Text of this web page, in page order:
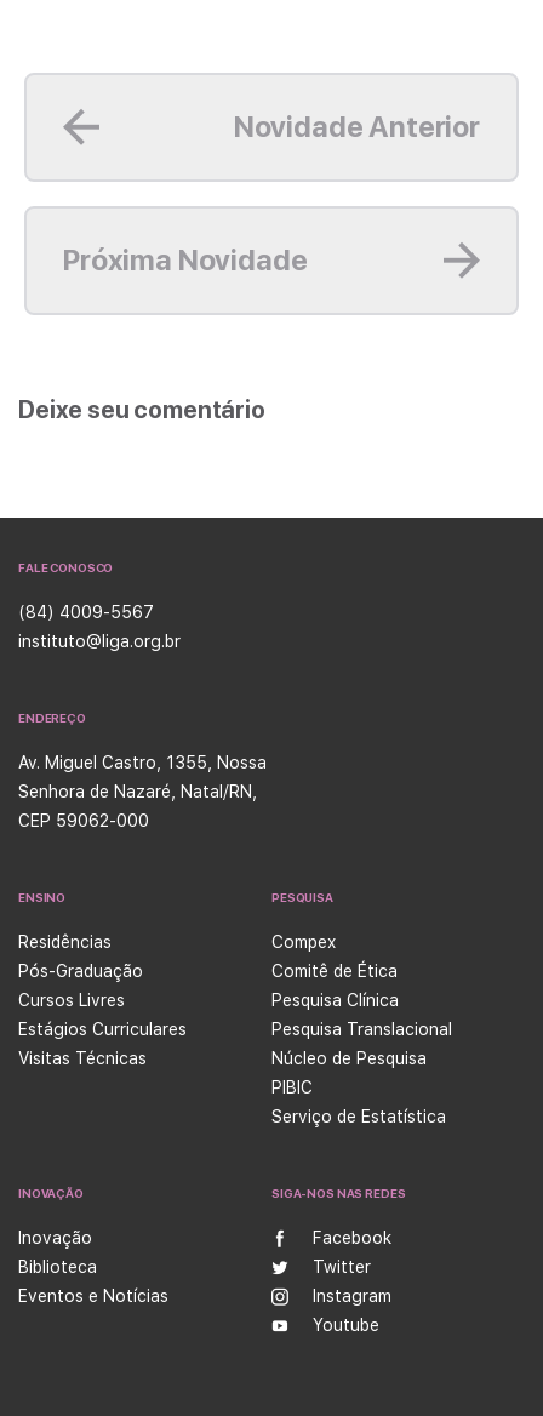
Novidade Anterior
Próxima Novidade
Deixe seu comentário
FALE CONOSCO
(84) 4009-5567
instituto@liga.org.br
ENDEREÇO
Av. Miguel Castro, 1355, Nossa
Senhora de Nazaré, Natal/RN,
CEP 59062-000
ENSINO
Residências
Pós-Graduação
Cursos Livres
Estágios Curriculares
Visitas Técnicas
PESQUISA
Compex
Comitê de Ética
Pesquisa Clínica
Pesquisa Translacional
Núcleo de Pesquisa
PIBIC
Serviço de Estatística
INOVAÇÃO
Inovação
Biblioteca
Eventos e Notícias
SIGA-NOS NAS REDES
Facebook
Twitter
Instagram
Youtube